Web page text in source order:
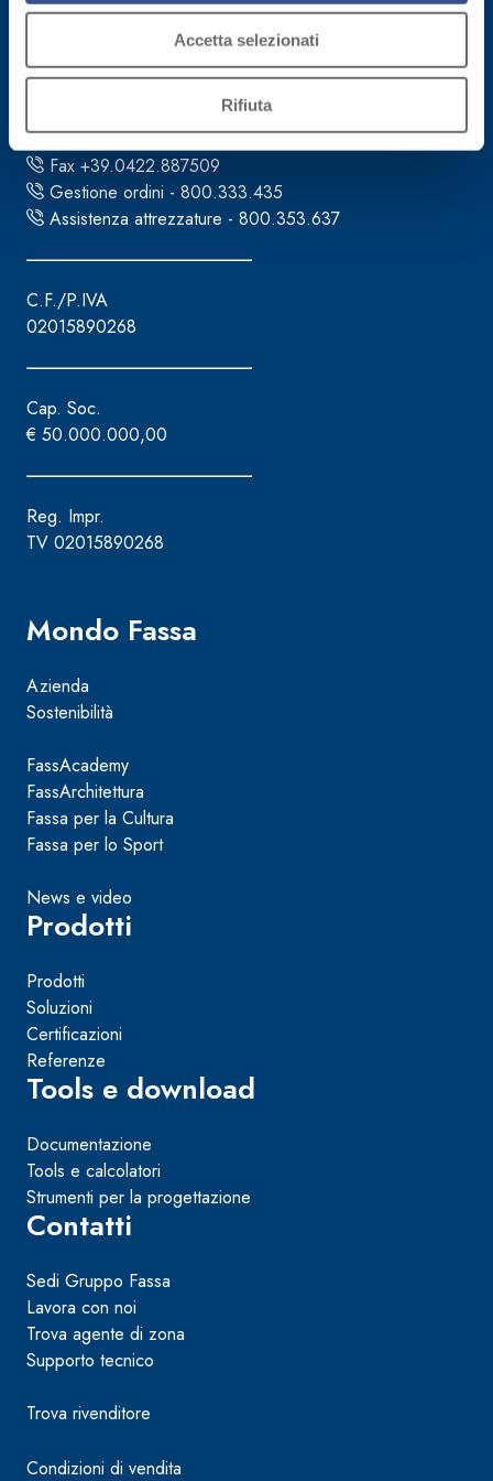
Accetta selezionati
Rifiuta
via Lazzaris, 3
Tel. +39.0422.7222
Fax +39.0422.887509
Gestione ordini - 800.333.435
Assistenza attrezzature - 800.353.637
C.F./P.IVA
02015890268
Cap. Soc.
€ 50.000.000,00
Reg. Impr.
TV 02015890268
Mondo Fassa
Azienda
Sostenibilità
FassAcademy
FassArchitettura
Fassa per la Cultura
Fassa per lo Sport
News e video
Prodotti
Prodotti
Soluzioni
Certificazioni
Referenze
Tools e download
Documentazione
Tools e calcolatori
Strumenti per la progettazione
Contatti
Sedi Gruppo Fassa
Lavora con noi
Trova agente di zona
Supporto tecnico
Trova rivenditore
Condizioni di vendita